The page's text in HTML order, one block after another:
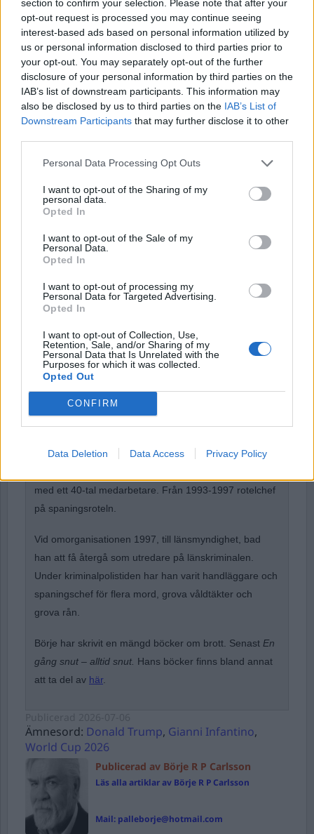
section to confirm your selection. Please note that after your
opt-out request is processed you may continue seeing
interest-based ads based on personal information utilized by
us or personal information disclosed to third parties prior to
your opt-out. You may separately opt-out of the further
disclosure of your personal information by third parties on the
IAB’s list of downstream participants. This information may
also be disclosed by us to third parties on the IAB’s List of
Downstream Participants that may further disclose it to other
Personal Data Processing Opt Outs
I want to opt-out of the Sharing of my
personal data.
Opted In
I want to opt-out of the Sale of my
Personal Data.
Opted In
I want to opt-out of processing my
Personal Data for Targeted Advertising.
Opted In
I want to opt-out of Collection, Use,
Retention, Sale, and/or Sharing of my
Personal Data that Is Unrelated with the
Purposes for which it was collected.
Opted Out
CONFIRM
Data Deletion Data Access Privacy Policy
Börja prenumerera för att läsa detta innehåll.
Starta din prenumerationhär
Eller logga in på ditt konto nedan:
Forgot Password
Stöd Para§raf – magasinet som hatas av högertrollen
kriminalpolisen arbetat med företrädesvis de grövsta
med ett 40-tal medarbetare. Från 1993-1997 rotelchef
på spaningsroteln.
Vid omorganisationen 1997, till länsmyndighet, bad
han att få återgå som utredare på länskriminalen.
Under kriminalpolistiden har han varit handläggare och
spaningschef för flera mord, grova våldtäkter och
grova rån.
Börje har skrivit en mängd böcker om brott. Senast En
gång snut – alltid snut. Hans böcker finns bland annat
att ta del av här.
Ämnesord: Donald Trump, Gianni Infantino,
World Cup 2026
Publicerad av Börje R P Carlsson
Läs alla artiklar av Börje R P Carlsson
Mail: palleborje@hotmail.com